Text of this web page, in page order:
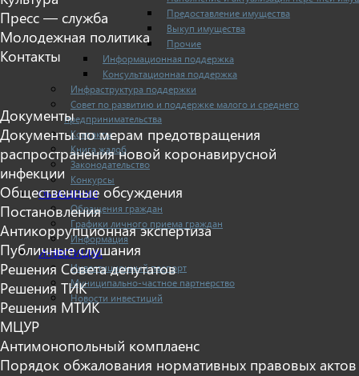
Предоставление имущества
Выкуп имущества
Прочие
Информационная поддержка
Консультационная поддержка
Инфраструктура поддержки
Совет по развитию и поддержке малого и среднего
предпринимательства
Контакты
Книга жалоб
Законодательство
Конкурсы
ОБРАЩЕНИЯ
Обращения граждан
Графики личного приема граждан
Информация
ИНВЕСТИЦИИ
Инвестиционный паспорт
Муниципально-частное партнерство
Новости инвестиций
Пресс — служба
Молодежная политика
Контакты
Документы
Документы по мерам предотвращения
распространения новой коронавирусной
инфекции
Общественные обсуждения
Постановления
Антикоррупционная экспертиза
Публичные слушания
Решения Совета депутатов
Решения ТИК
Решения МТИК
МЦУР
Антимонопольный комплаенс
Порядок обжалования нормативных правовых актов